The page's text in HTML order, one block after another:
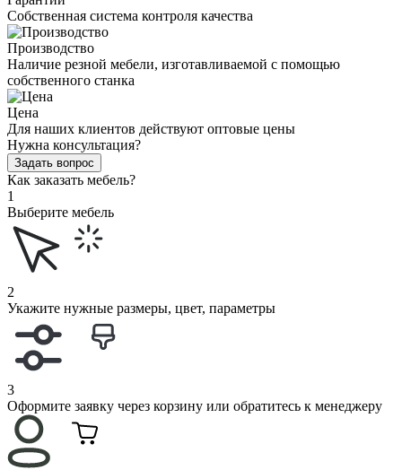
Собственная система контроля качества
Производство
Наличие резной мебели, изготавливаемой с помощью
собственного станка
Цена
Для наших клиентов действуют оптовые цены
Нужна консультация?
Задать вопрос
Как заказать мебель?
1
Выберите мебель
2
Укажите нужные размеры, цвет, параметры
3
Оформите заявку через корзину или обратитесь к менеджеру